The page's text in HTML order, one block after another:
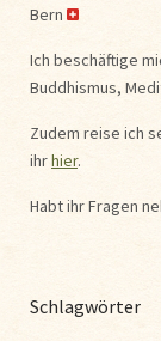
Bern
Ich beschäftige
Buddhismus,
Zudem reise ich
ihrhier.
Habt ihr Fragen
Schlagwörter